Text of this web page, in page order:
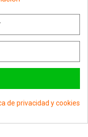

de privacidad y cookies